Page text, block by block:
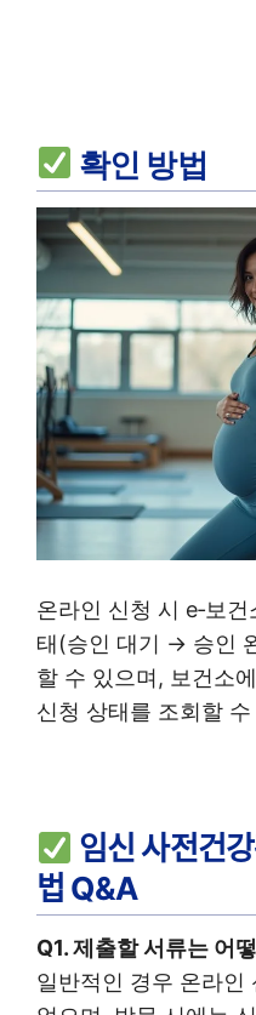
확인 방법
온라인 신청 시 e‑보
태(승인 대기 → 승인
할 수 있으며, 보건소
신청 상태를 조회할
임신
법 Q&A
Q1. 제출할 서류는 어
일반적인 경우 온라인